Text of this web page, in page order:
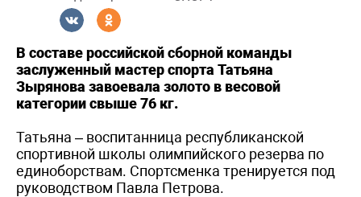
В составе российской сборной команды
заслуженный мастер спорта Татьяна
Зырянова завоевала золото в весовой
категории свыше 76 кг.
Татьяна – воспитанница республиканской
спортивной школы олимпийского резерва по
единоборствам. Спортсменка тренируется под
руководством Павла Петрова.